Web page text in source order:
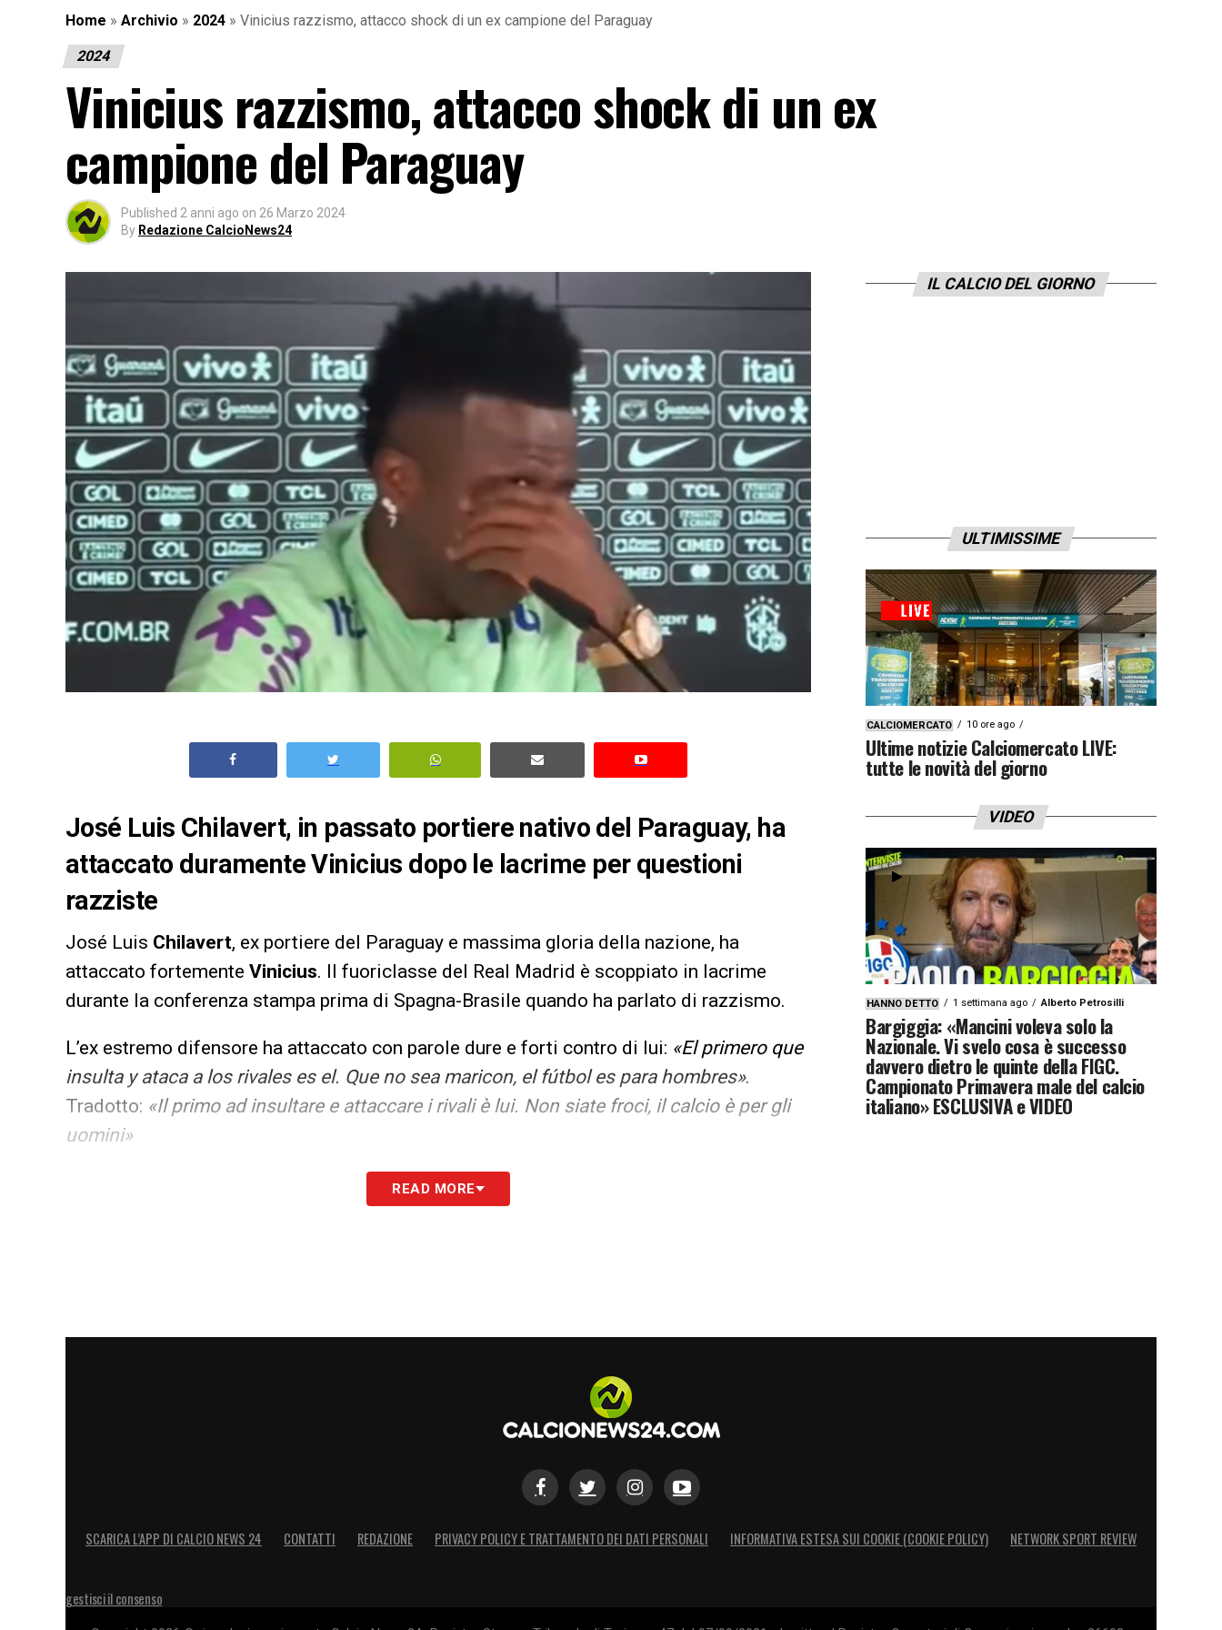
Home » Archivio » 2024 » Vinicius razzismo, attacco shock di un ex campione del Paraguay
2024
Vinicius razzismo, attacco shock di un ex
campione del Paraguay
Published 2 anni ago on 26 Marzo 2024
By Redazione CalcioNews24
José Luis Chilavert, in passato portiere nativo del Paraguay, ha
attaccato duramente Vinicius dopo le lacrime per questioni
razziste
José Luis Chilavert, ex portiere del Paraguay e massima gloria della nazione, ha
attaccato fortemente Vinicius. Il fuoriclasse del Real Madrid è scoppiato in lacrime
durante la conferenza stampa prima di Spagna-Brasile quando ha parlato di razzismo.
L’ex estremo difensore ha attaccato con parole dure e forti contro di lui: «El primero que
insulta y ataca a los rivales es el. Que no sea maricon, el fútbol es para hombres».
Tradotto: «Il primo ad insultare e attaccare i rivali è lui. Non siate froci, il calcio è per gli
uomini»
LA PLAYLIST DELLE NOSTRE TOP NEWSREAD MORE
IL CALCIO DEL GIORNO
ULTIMISSIME
CALCIOMERCATO 10 ore ago
Ultime notizie Calciomercato LIVE:
tutte le novità del giorno
VIDEO
HANNO DETTO 1 settimana ago Alberto Petrosilli
Bargiggia: «Mancini voleva solo la
Nazionale. Vi svelo cosa è successo
davvero dietro le quinte della FIGC.
Campionato Primavera male del calcio
italiano» ESCLUSIVA e VIDEO
SCARICA L’APP DI CALCIO NEWS 24 CONTATTI REDAZIONE PRIVACY POLICY E TRATTAMENTO DEI DATI PERSONALI INFORMATIVA ESTESA SUI COOKIE (COOKIE POLICY) NETWORK SPORT REVIEW
gestisci il consenso